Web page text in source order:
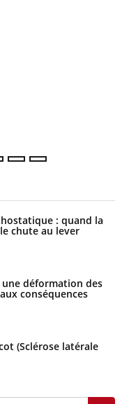
: quand la
chute au lever
déformation des
conséquences
(Sclérose latérale